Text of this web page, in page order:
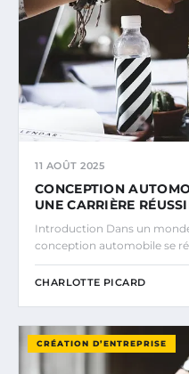
11 AOÛT 2025
CONCEPTION
UNE CARRIÈRE
Introduction Dans un
conception automobile se
CHARLOTTE PICARD
CRÉATION D’ENTREPRISE